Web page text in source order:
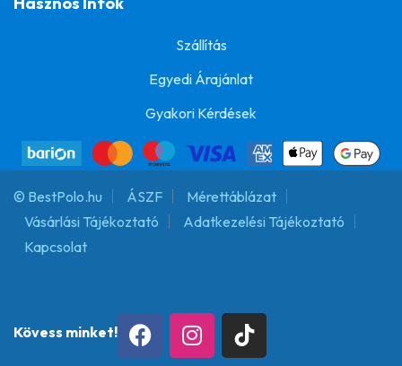
Szállítás
Egyedi Árajánlat
Gyakori Kérdések
© BestPolo.hu ÁSZF
Mérettáblázat
Vásárlási Tájékoztató
Adatkezelési Tájékoztató
Kapcsolat
Kövess minket!